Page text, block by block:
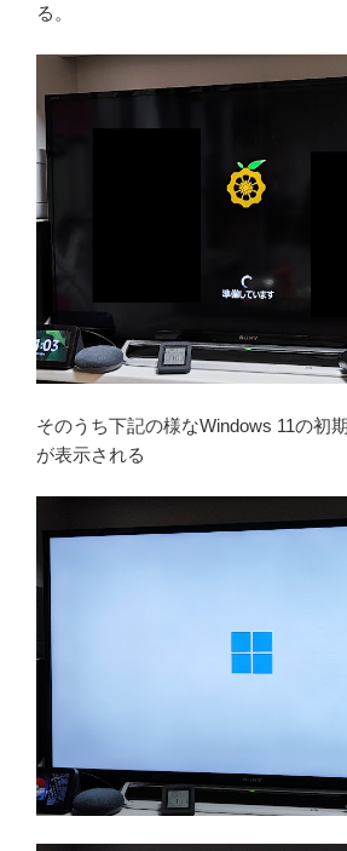
る。
そのうち下記の様なWindows 11の初
が表示される